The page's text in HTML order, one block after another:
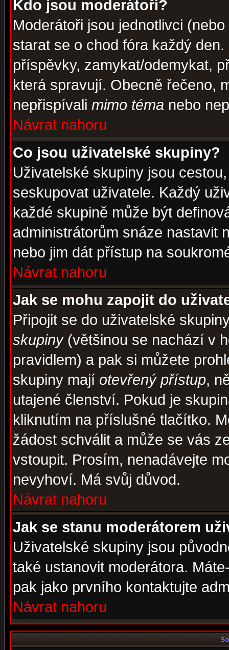
Kdo jsou moderátoři?
Moderátoři jsou jednotlivci
starat se o chod fóra každý
příspěvky, zamykat/odemykat,
která spravují. Obecně řečeno,
nepřispívali mimo téma nebo
Návrat nahoru
Co jsou uživatelské skupiny?
Uživatelské skupiny jsou
seskupovat uživatele. Každý
každé skupině může být
administrátorům snáze nastavit
nebo jim dát přístup na
Návrat nahoru
Jak se mohu zapojit do
Připojit se do uživatelské
skupiny(většinou se nachází v
pravidlem) a pak si můžete
skupiny mají otevřený přístup,
utajené členství. Pokud je
kliknutím na příslušné tlačítko.
žádost schválit a může se vás
vstoupit. Prosím, nenadávejte
nevyhoví. Má svůj důvod.
Návrat nahoru
Jak se stanu moderátorem
Uživatelské skupiny jsou
také ustanovit moderátora.
pak jako prvního kontaktujte
Návrat nahoru